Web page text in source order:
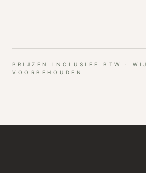
PRIJZEN INCLUSIEF BTW ·
VOORBEHOUDEN